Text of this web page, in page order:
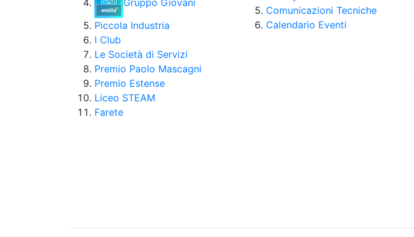
Piccola Industria
I Club
Le Società di Servizi
Premio Paolo Mascagni
Premio Estense
Liceo STEAM
Farete
Comunicazioni Tecniche
Calendario Eventi